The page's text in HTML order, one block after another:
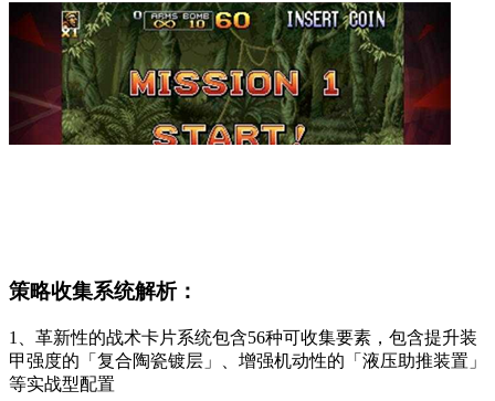
策略收集系统解析：
1、革新性的战术卡片系统包含56种可收集要素，包含提升装
甲强度的「复合陶瓷镀层」、增强机动性的「液压助推装置」
等实战型配置